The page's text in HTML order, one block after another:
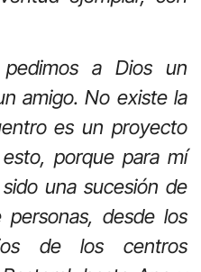
a Dios un
amigo. No existe la
es un proyecto
porque para mí
una sucesión de
desde los
de los centros